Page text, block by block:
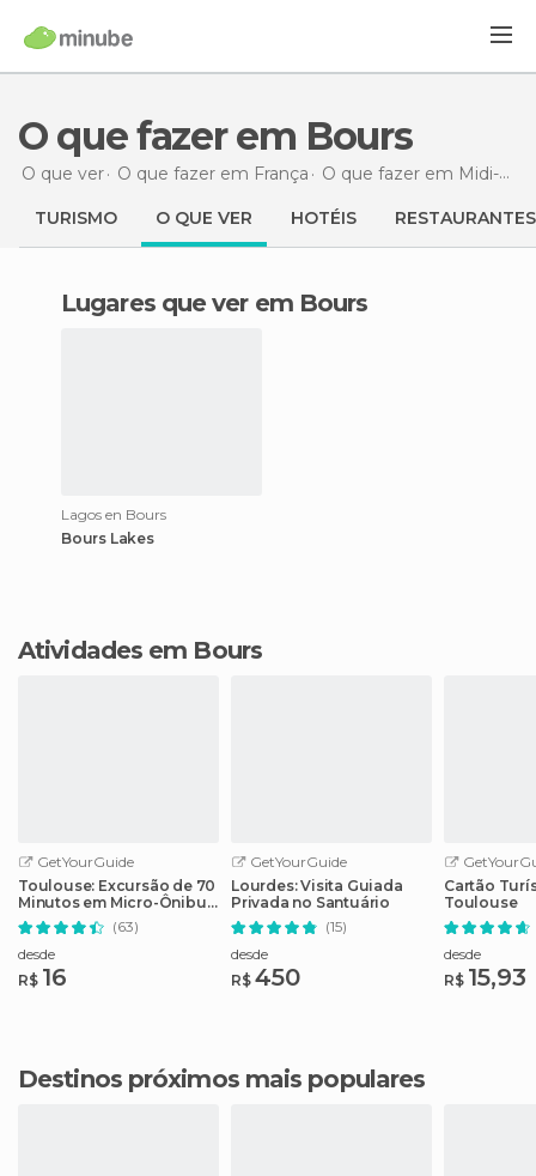
O que fazer em Bours
O que ver O que fazer em França O que fazer em Midi-Pirineus
TURISMO O QUE VER HOTÉIS RESTAURANTES
Lugares que ver em Bours
Lagos en Bours
Bours Lakes
Atividades em Bours
GetYourGuide
Toulouse: Excursão de 70
Minutos em Micro-Ônibus
Aberto
(63)
desde
R$ 16
GetYourGuide
Lourdes: Visita Guiada
Privada no Santuário
(15)
desde
R$ 450
Cartão
Toulouse
desde
R$ 15,93
Destinos próximos mais populares